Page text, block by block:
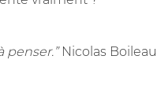
penser.”Nicolas Boileau